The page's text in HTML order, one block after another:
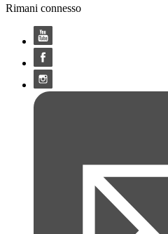
Rimani connesso